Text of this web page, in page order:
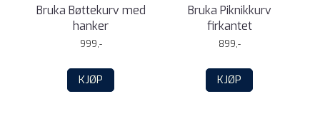
Bruka Bøttekurv med
hanker
999,-
KJØP
Bruka Piknikkurv
firkantet
899,-
KJØP